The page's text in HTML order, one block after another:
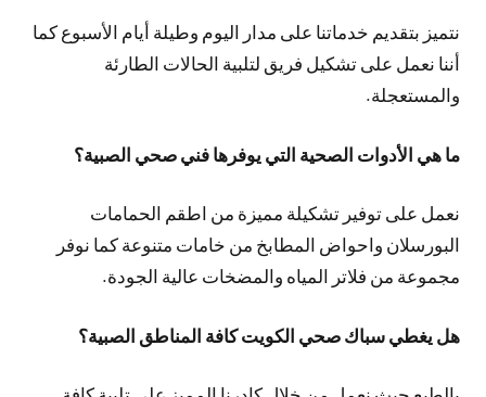
نتميز بتقديم خدماتنا على مدار اليوم وطيلة أيام الأسبوع كما
أننا نعمل على تشكيل فريق لتلبية الحالات الطارئة
والمستعجلة.
ما هي الأدوات الصحية التي يوفرها فني صحي الصبية؟
نعمل على توفير تشكيلة مميزة من اطقم الحمامات
البورسلان واحواض المطابخ من خامات متنوعة كما نوفر
مجموعة من فلاتر المياه والمضخات عالية الجودة.
هل يغطي سباك صحي الكويت كافة المناطق الصبية؟